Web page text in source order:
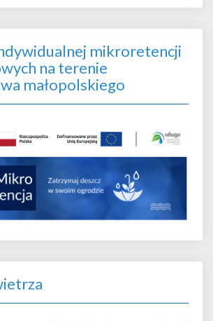
mikroretencji
na terenie
małopolskiego